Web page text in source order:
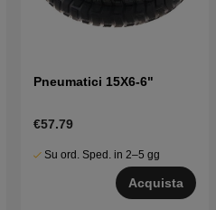
Pneumatici 15X6-6"
€57.79
Su ord. Sped. in 2–5 gg
Acquista